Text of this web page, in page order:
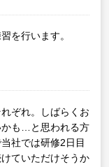
を行います。
ぞれ。しばらくお
かも…と思われる方
社では研修2日目
ていただけそうか